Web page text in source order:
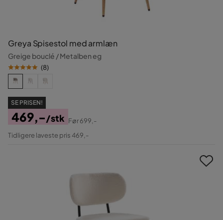
Greya Spisestol med armlæn
Greige bouclé / Metalben eg
(8)
SE PRISEN!
Pris
469,-/stk
Original
Før699,-
Tidligere laveste pris 469,-